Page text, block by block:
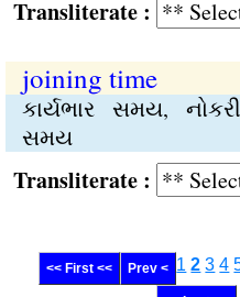
:
joining time
કાર્યભાર સમય,
સમય
:
<< First << Prev < 1 2 3 4